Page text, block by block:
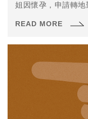
姐因懷孕，申請轉
185萬元，高雄地院
元，其餘請求則駁回。
READ MORE